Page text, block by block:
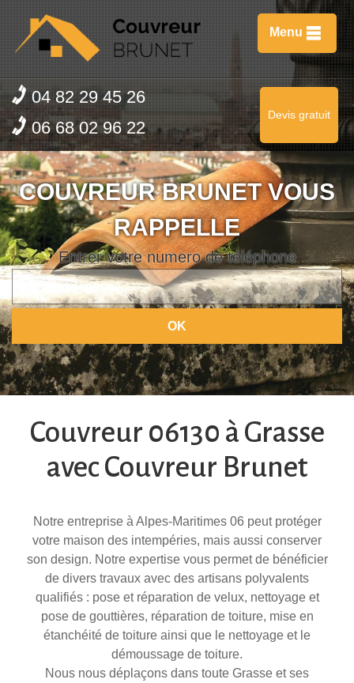
Menu
04 82 29 45 26
06 68 02 96 22
Devis gratuit
COUVREUR BRUNET VOUS
RAPPELLE
Entrer votre numero de téléphone
Couvreur 06130 à Grasse
avec Couvreur Brunet
Notre entreprise à Alpes-Maritimes 06 peut protéger
votre maison des intempéries, mais aussi conserver
son design. Notre expertise vous permet de bénéficier
de divers travaux avec des artisans polyvalents
qualifiés : pose et réparation de velux, nettoyage et
pose de gouttières, réparation de toiture, mise en
étanchéité de toiture ainsi que le nettoyage et le
démoussage de toiture.
Nous nous déplaçons dans toute Grasse et ses